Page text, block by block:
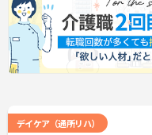
デイケア（通所リハ）